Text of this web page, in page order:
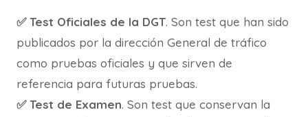
✅ Test Oficiales de la DGT. Son test que han sido
publicados por la dirección General de tráfico
como pruebas oficiales y que sirven de
referencia para futuras pruebas.
✅ Test de Examen. Son test que conservan la